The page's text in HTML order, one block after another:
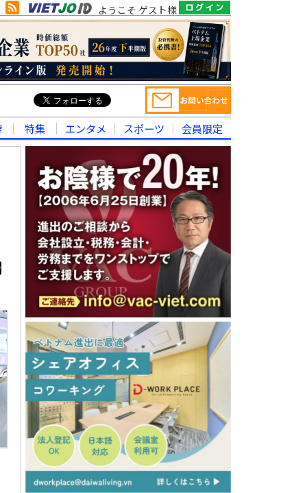
ようこそ ゲスト様
特集 エンタメ スポーツ 会員限定